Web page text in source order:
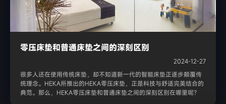
零压床垫和普通床垫之间的深刻区别
2024-12-27
很多人还在使用传统床垫，却不知道新一代的智能床垫正逐步颠覆传
统理念。HEKA所推出的HEKA零压床垫，正是科技与舒适完美结合的
典范。那么，HEKA零压床垫和普通床垫之间的深刻区别在哪里呢？